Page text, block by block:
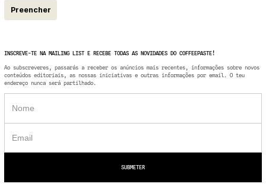
Preencher
INSCREVE-TE NA MAILING LIST E RECEBE TODAS AS NOVIDADES DO COFFEEPASTE!
Ao subscreveres, passarás a receber os anúncios mais recentes, informações sobre novos
conteúdos editoriais, as nossas iniciativas e outras informações por email. O teu
endereço nunca será partilhado.